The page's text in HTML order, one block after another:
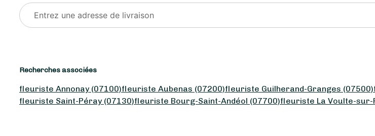
Recherches associées
fleuriste Annonay (07100)fleuriste Aubenas (07200)fleuriste Guilherand-Granges (07500)
fleuriste Saint-Péray (07130)fleuriste Bourg-Saint-Andéol (07700)fleuriste La Voulte-sur-